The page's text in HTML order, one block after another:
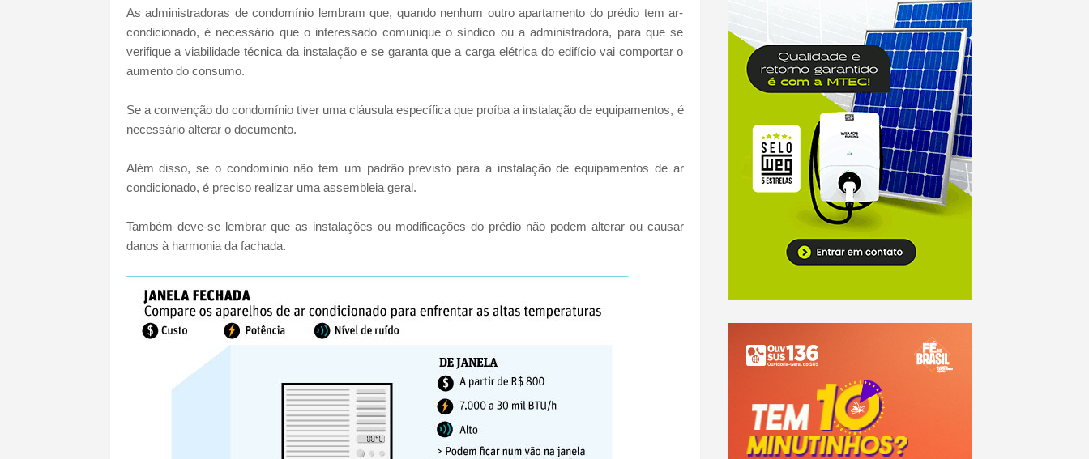
As administradoras de condomínio lembram que, quando nenhum outro apartamento do prédio tem ar-
condicionado, é necessário que o interessado comunique o síndico ou a administradora, para que se
verifique a viabilidade técnica da instalação e se garanta que a carga elétrica do edifício vai comportar o
aumento do consumo.
Se a convenção do condomínio tiver uma cláusula específica que proíba a instalação de equipamentos, é
necessário alterar o documento.
Além disso, se o condomínio não tem um padrão previsto para a instalação de equipamentos de ar
condicionado, é preciso realizar uma assembleia geral.
Também deve-se lembrar que as instalações ou modificações do prédio não podem alterar ou causar
danos à harmonia da fachada.